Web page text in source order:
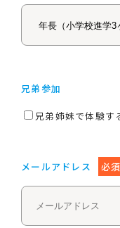
兄弟参加
兄弟姉妹で体験す
メールアドレス 必須